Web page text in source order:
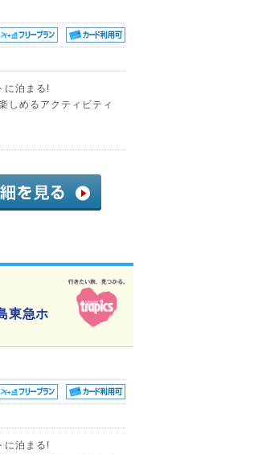
に泊まる!
しめるアクティビティ
東急ホ
に泊まる!